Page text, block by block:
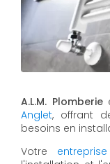
A.L.M. Plomberie
Anglet, offrant
besoins en
Votre